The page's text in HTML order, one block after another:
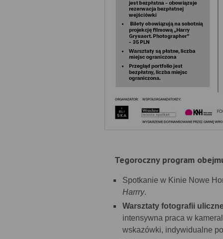
Tegoroczny program
Spotkanie w Kinie Nowe
Harrry.
Warsztaty fotografii
intensywna praca w
wskazówki, indywidualne